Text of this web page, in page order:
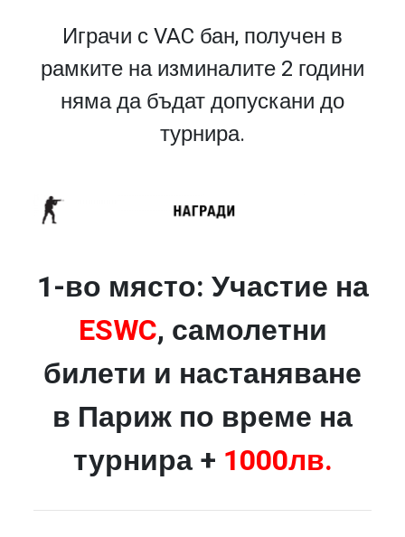
Играчи с VAC бан, получен в
рамките на изминалите 2 години
няма да бъдат допускани до
турнира.
1-во място: Участие на
ESWC, самолетни
билети и настаняване
в Париж по време на
турнира + 1000лв.